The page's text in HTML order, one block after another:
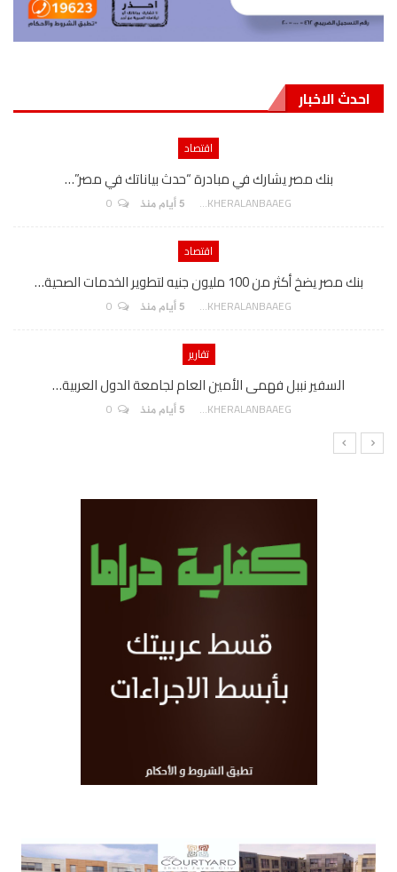
احدث الاخبار
اقتصاد
بنك مصر يشارك في مبادرة “حدث بياناتك في مصر”…
AKHERALANBAAEG 5 أيام منذ
اقتصاد
بنك مصر يضخ أكثر من 100 مليون جنيه لتطوير الخدمات الصحية…
AKHERALANBAAEG 5 أيام منذ
تقارير
السفير نببل فهمى الأمين العام لجامعة الدول العربية…
AKHERALANBAAEG 5 أيام منذ